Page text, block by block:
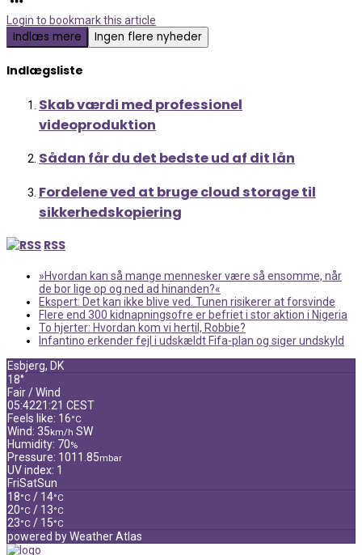
Login to bookmark this article
Indlæs mere Ingen flere nyheder
Indlægsliste
Skab værdi med professionel
videoproduktion
Sådan får du det bedste ud af dit lån
Fordelene ved at bruge cloud storage til
sikkerhedskopiering
RSS
»Hvordan kan så mange mennesker være så ensomme, når
de bor lige op og ned ad hinanden?«
Ekspert: Det kan ikke blive ved. Tunen risikerer at forsvinde
Flere end 300 kidnapningsofre er befriet i stor aktion i Nigeria
To hjerter: Hvordan kom vi hertil, Robbie?
Infantino erkender fejl i udskældt Fifa-plan og siger undskyld
Esbjerg, DK
18°
Fair / Wind
05:4221:21 CEST
Feels like: 16°C
Wind: 35km/h SW
Humidity: 70%
Pressure: 1011.85mbar
UV index: 1
FriSatSun
18°C / 14°C
20°C / 13°C
23°C / 15°C
powered byWeather Atlas